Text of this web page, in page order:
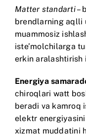
Matter standarti–
brendlarning aqlli
muammosiz
iste’molchilarga
erkin aralashtirish
Energiya
chiroqlari watt
beradi va kamroq
elektr
xizmat muddatini